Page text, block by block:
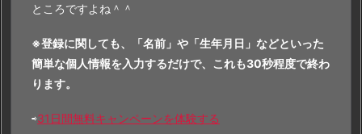
ところですよね＾＾
※登録に関しても、「名前」や「生年月日」などといった
簡単な個人情報を入力するだけで、これも30秒程度で終わ
ります。
⇨31日間無料キャンペーンを体験する